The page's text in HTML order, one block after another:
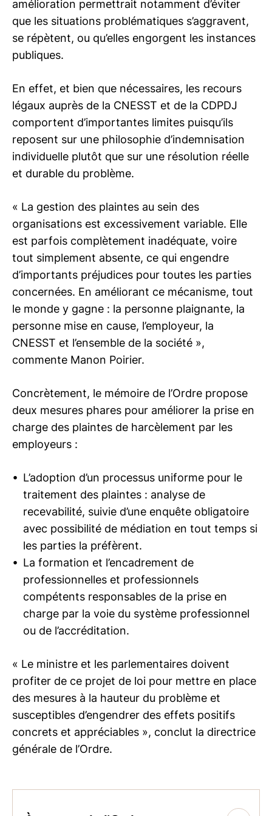
amélioration permettrait notamment d’éviter
que les situations problématiques s’aggravent,
se répètent, ou qu’elles engorgent les instances
publiques.
En effet, et bien que nécessaires, les recours
légaux auprès de la CNESST et de la CDPDJ
comportent d’importantes limites puisqu’ils
reposent sur une philosophie d’indemnisation
individuelle plutôt que sur une résolution réelle
et durable du problème.
« La gestion des plaintes au sein des
organisations est excessivement variable. Elle
est parfois complètement inadéquate, voire
tout simplement absente, ce qui engendre
d’importants préjudices pour toutes les parties
concernées. En améliorant ce mécanisme, tout
le monde y gagne : la personne plaignante, la
personne mise en cause, l’employeur, la
CNESST et l’ensemble de la société »,
commente Manon Poirier.
Concrètement, le mémoire de l’Ordre propose
deux mesures phares pour améliorer la prise en
charge des plaintes de harcèlement par les
employeurs :
L’adoption d’un processus uniforme pour le
traitement des plaintes : analyse de
recevabilité, suivie d’une enquête obligatoire
avec possibilité de médiation en tout temps si
les parties la préfèrent.
La formation et l’encadrement de
professionnelles et professionnels
compétents responsables de la prise en
charge par la voie du système professionnel
ou de l’accréditation.
« Le ministre et les parlementaires doivent
profiter de ce projet de loi pour mettre en place
des mesures à la hauteur du problème et
susceptibles d’engendrer des effets positifs
concrets et appréciables », conclut la directrice
générale de l’Ordre.